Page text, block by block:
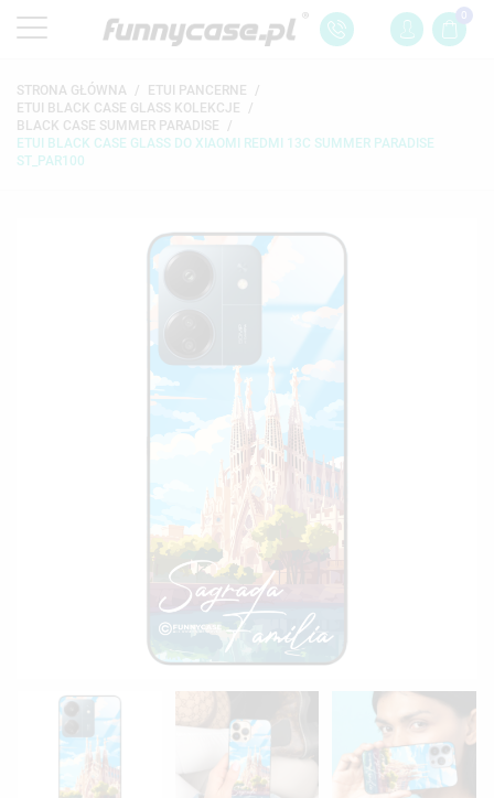
0
STRONA GŁÓWNA
ETUI PANCERNE
ETUI BLACK CASE GLASS KOLEKCJE
BLACK CASE SUMMER PARADISE
ETUI BLACK CASE GLASS DO XIAOMI REDMI 13C SUMMER PARADISE
ST_PAR100